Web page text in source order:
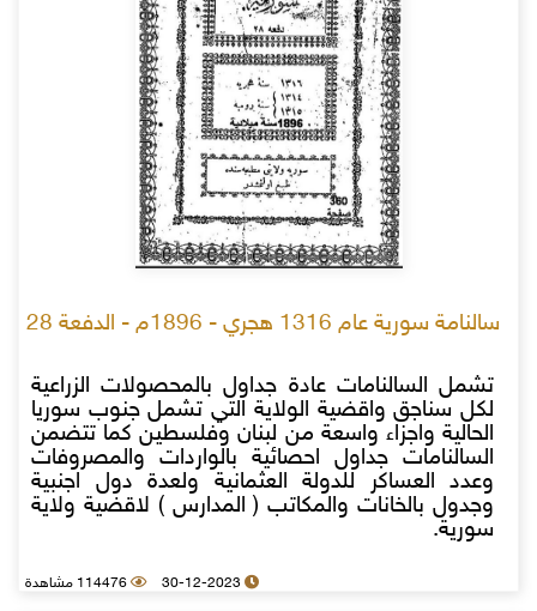
سالنامة سورية عام 1316 هجري - 1896م - الدفعة 28
تشمل السالنامات عادة جداول بالمحصولات الزراعية
لكل سناجق واقضية الولاية التي تشمل جنوب سوريا
الحالية واجزاء واسعة من لبنان وفلسطين كما تتضمن
السالنامات جداول احصائية بالواردات والمصروفات
وعدد العساكر للدولة العثمانية ولعدة دول اجنبية
وجدول بالخانات والمكاتب ( المدارس ) لاقضية ولاية
سورية.
30-12-2023 114476 مشاهدة